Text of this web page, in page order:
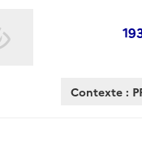
Contexte :